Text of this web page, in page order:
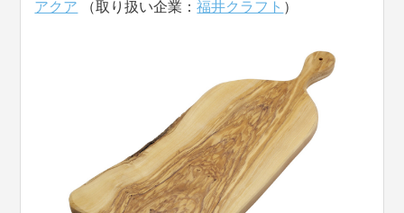
アクア （取り扱い企業：福井クラフト ）